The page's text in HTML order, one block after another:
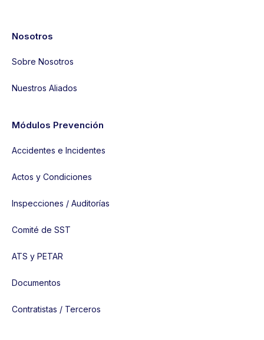
Nosotros
Sobre Nosotros
Nuestros Aliados
Módulos Prevención
Accidentes e Incidentes
Actos y Condiciones
Inspecciones / Auditorías
Comité de SST
ATS y PETAR
Documentos
Contratistas / Terceros